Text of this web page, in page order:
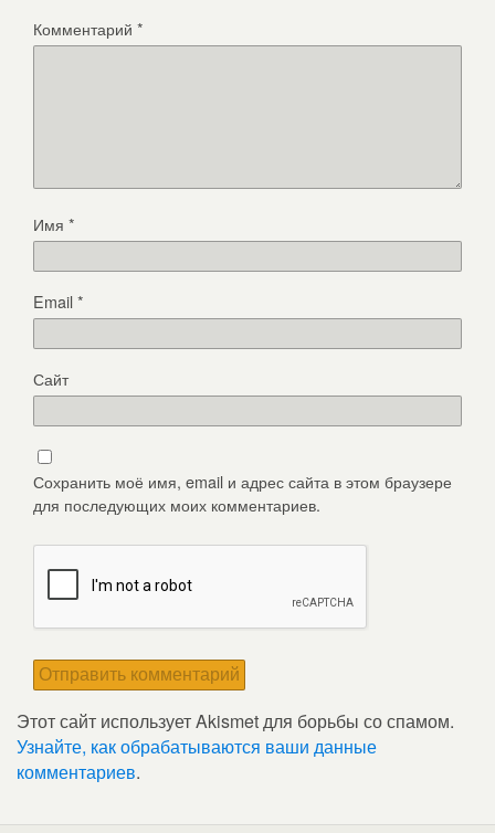
Комментарий *
Имя *
Email*
Сайт
Сохранить моё имя, email и адрес сайта в этом браузере
для последующих моих комментариев.
Этот сайт использует Akismet для борьбы со спамом.
Узнайте, как обрабатываются ваши данные
комментариев.